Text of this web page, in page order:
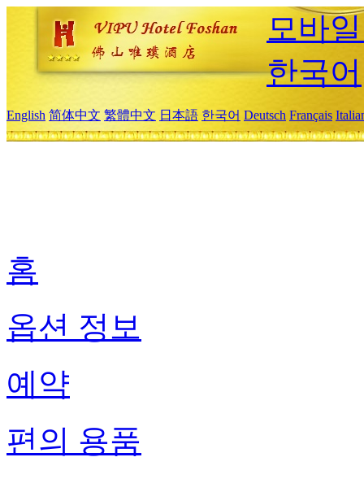
모바
한국어
English 简体中文 繁體中文 日本語 한국어 Deutsch Français
홈
옵션 정보
예약
편의 용품